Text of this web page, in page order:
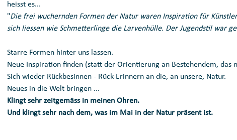
heisst es...
"Die frei wuchernden Formen der Natur waren Inspiration für
sich liessen wie Schmetterlinge die Larvenhülle. Der Jugendstil war
Starre Formen hinter uns lassen.
Neue Inspiration finden (statt der Orientierung an Bestehendem, das
Sich wieder Rückbesinnen - Rück-Erinnern an die, an unsere, Natur.
Neues in die Welt bringen ...
Klingt sehr zeitgemäss in meinen Ohren.
Und klingt sehr nach dem, was im Mai in der Natur präsent ist.